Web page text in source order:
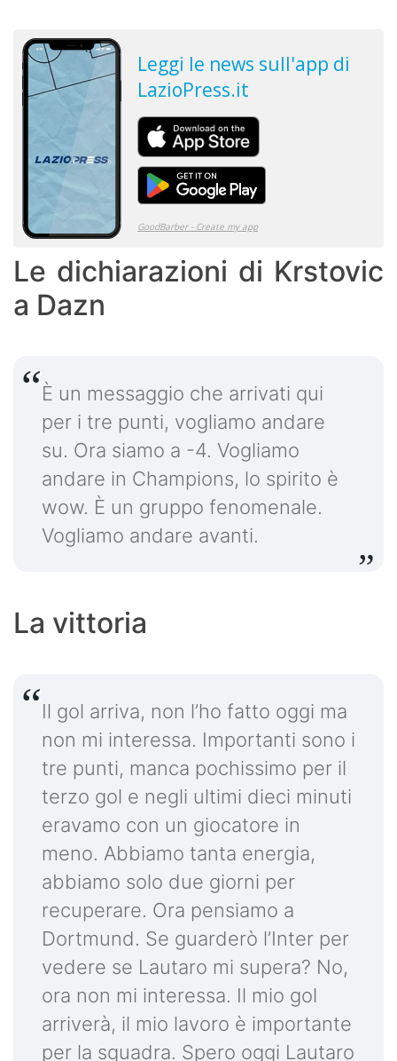
Le dichiarazioni di Krstovic
a Dazn
È un messaggio che arrivati qui
per i tre punti, vogliamo andare
su. Ora siamo a -4. Vogliamo
andare in Champions, lo spirito è
wow. È un gruppo fenomenale.
Vogliamo andare avanti.
La vittoria
Il gol arriva, non l’ho fatto oggi ma
non mi interessa. Importanti sono i
tre punti, manca pochissimo per il
terzo gol e negli ultimi dieci minuti
eravamo con un giocatore in
meno. Abbiamo tanta energia,
abbiamo solo due giorni per
recuperare. Ora pensiamo a
Dortmund. Se guarderò l’Inter per
vedere se Lautaro mi supera? No,
ora non mi interessa. Il mio gol
arriverà, il mio lavoro è importante
per la squadra. Spero oggi Lautaro